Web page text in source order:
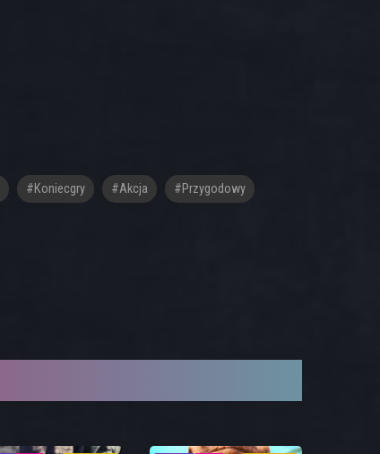
#Koniecgry #akcja #przygodowy